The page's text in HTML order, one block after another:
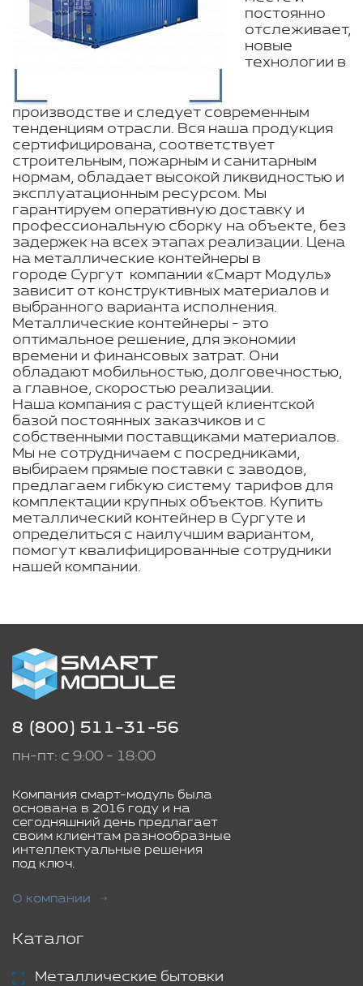
постоянно
отслеживает,
новые
технологии в
производстве и следует современным
тенденциям отрасли. Вся наша продукция
сертифицирована, соответствует
строительным, пожарным и санитарным
нормам, обладает высокой ликвидностью и
эксплуатационным ресурсом. Мы
гарантируем оперативную доставку и
профессиональную сборку на объекте, без
задержек на всех этапах реализации. Цена
на металлические контейнеры в
городе Сургут компании «Смарт Модуль»
зависит от конструктивных материалов и
выбранного варианта исполнения.
Металлические контейнеры - это
оптимальное решение, для экономии
времени и финансовых затрат. Они
обладают мобильностью, долговечностью,
а главное, скоростью реализации.
Наша компания с растущей клиентской
базой постоянных заказчиков и с
собственными поставщиками материалов.
Мы не сотрудничаем с посредниками,
выбираем прямые поставки с заводов,
предлагаем гибкую систему тарифов для
комплектации крупных объектов. Купить
металлический контейнер в Сургуте и
определиться с наилучшим вариантом,
помогут квалифицированные сотрудники
нашей компании.
8 (800) 511-31-56
пн-пт: с 9:00 - 18:00
Компания смарт-модуль была
основана в 2016 году и на
сегодняшний день предлагает
своим клиентам разнообразные
интеллектуальные решения
под ключ.
О компании
Каталог
Металлические бытовки